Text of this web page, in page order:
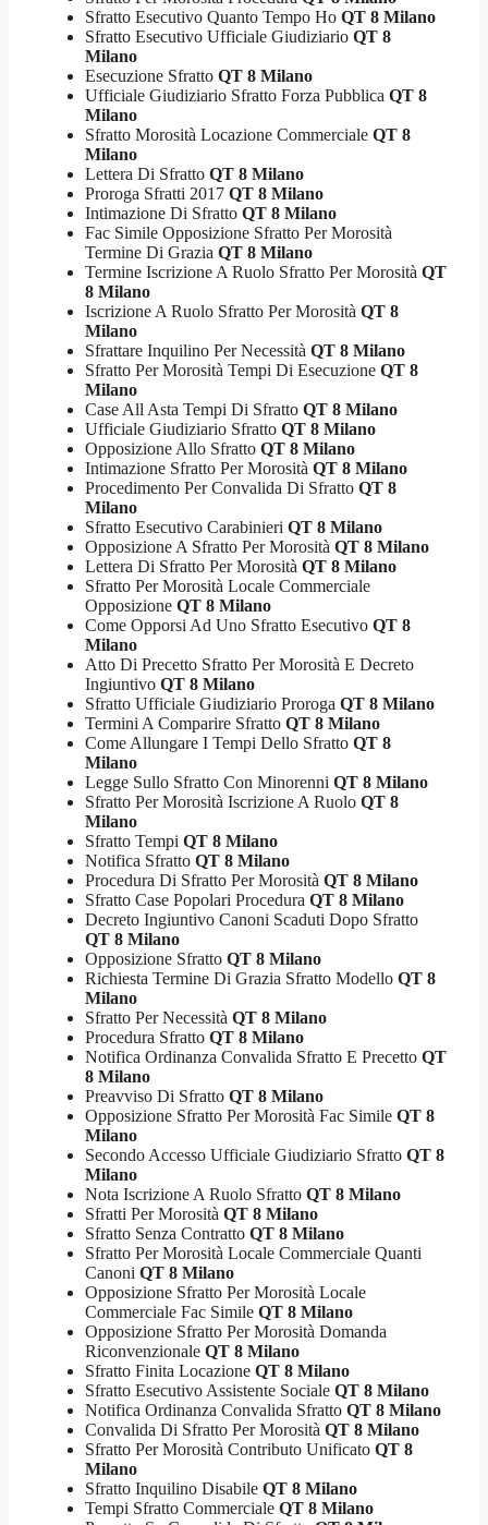
Sfratto Esecutivo Quanto Tempo Ho QT 8 Milano
Sfratto Esecutivo Ufficiale Giudiziario QT 8
Milano
Esecuzione Sfratto QT 8 Milano
Ufficiale Giudiziario Sfratto Forza Pubblica QT 8
Milano
Sfratto Morosità Locazione Commerciale QT 8
Milano
Lettera Di Sfratto QT 8 Milano
Proroga Sfratti 2017 QT 8 Milano
Intimazione Di Sfratto QT 8 Milano
Fac Simile Opposizione Sfratto Per Morosità
Termine Di Grazia QT 8 Milano
Termine Iscrizione A Ruolo Sfratto Per Morosità QT
8 Milano
Iscrizione A Ruolo Sfratto Per Morosità QT 8
Milano
Sfrattare Inquilino Per Necessità QT 8 Milano
Sfratto Per Morosità Tempi Di Esecuzione QT 8
Milano
Case All Asta Tempi Di Sfratto QT 8 Milano
Ufficiale Giudiziario Sfratto QT 8 Milano
Opposizione Allo Sfratto QT 8 Milano
Intimazione Sfratto Per Morosità QT 8 Milano
Procedimento Per Convalida Di Sfratto QT 8
Milano
Sfratto Esecutivo Carabinieri QT 8 Milano
Opposizione A Sfratto Per Morosità QT 8 Milano
Lettera Di Sfratto Per Morosità QT 8 Milano
Sfratto Per Morosità Locale Commerciale
Opposizione QT 8 Milano
Come Opporsi Ad Uno Sfratto Esecutivo QT 8
Milano
Atto Di Precetto Sfratto Per Morosità E Decreto
Ingiuntivo QT 8 Milano
Sfratto Ufficiale Giudiziario Proroga QT 8 Milano
Termini A Comparire Sfratto QT 8 Milano
Come Allungare I Tempi Dello Sfratto QT 8
Milano
Legge Sullo Sfratto Con Minorenni QT 8 Milano
Sfratto Per Morosità Iscrizione A Ruolo QT 8
Milano
Sfratto Tempi QT 8 Milano
Notifica Sfratto QT 8 Milano
Procedura Di Sfratto Per Morosità QT 8 Milano
Sfratto Case Popolari Procedura QT 8 Milano
Decreto Ingiuntivo Canoni Scaduti Dopo Sfratto
QT 8 Milano
Opposizione Sfratto QT 8 Milano
Richiesta Termine Di Grazia Sfratto Modello QT 8
Milano
Sfratto Per Necessità QT 8 Milano
Procedura Sfratto QT 8 Milano
Notifica Ordinanza Convalida Sfratto E Precetto QT
8 Milano
Preavviso Di Sfratto QT 8 Milano
Opposizione Sfratto Per Morosità Fac Simile QT 8
Milano
Secondo Accesso Ufficiale Giudiziario Sfratto QT 8
Milano
Nota Iscrizione A Ruolo Sfratto QT 8 Milano
Sfratti Per Morosità QT 8 Milano
Sfratto Senza Contratto QT 8 Milano
Sfratto Per Morosità Locale Commerciale Quanti
Canoni QT 8 Milano
Opposizione Sfratto Per Morosità Locale
Commerciale Fac Simile QT 8 Milano
Opposizione Sfratto Per Morosità Domanda
Riconvenzionale QT 8 Milano
Sfratto Finita Locazione QT 8 Milano
Sfratto Esecutivo Assistente Sociale QT 8 Milano
Notifica Ordinanza Convalida Sfratto QT 8 Milano
Convalida Di Sfratto Per Morosità QT 8 Milano
Sfratto Per Morosità Contributo Unificato QT 8
Milano
Sfratto Inquilino Disabile QT 8 Milano
Tempi Sfratto Commerciale QT 8 Milano